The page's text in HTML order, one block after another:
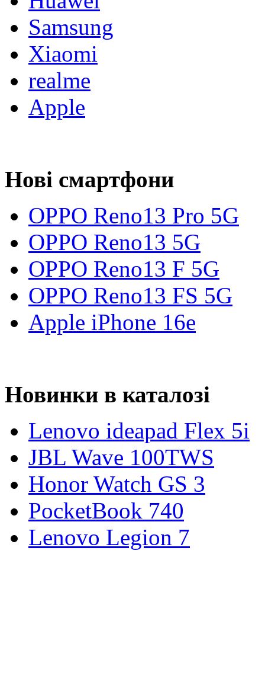
Samsung
Xiaomi
realme
Apple
Нові смартфони
OPPO Reno13 Pro 5G
OPPO Reno13 5G
OPPO Reno13 F 5G
OPPO Reno13 FS 5G
Apple iPhone 16e
Новинки в каталозі
Lenovo ideapad Flex 5i
JBL Wave 100TWS
Honor Watch GS 3
PocketBook 740
Lenovo Legion 7